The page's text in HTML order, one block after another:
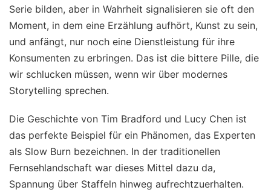
Serie bilden, aber in Wahrheit signalisieren sie oft den
Moment, in dem eine Erzählung aufhört, Kunst zu sein,
und anfängt, nur noch eine Dienstleistung für ihre
Konsumenten zu erbringen. Das ist die bittere Pille, die
wir schlucken müssen, wenn wir über modernes
Storytelling sprechen.
Die Geschichte von Tim Bradford und Lucy Chen ist
das perfekte Beispiel für ein Phänomen, das Experten
als Slow Burn bezeichnen. In der traditionellen
Fernsehlandschaft war dieses Mittel dazu da,
Spannung über Staffeln hinweg aufrechtzuerhalten.